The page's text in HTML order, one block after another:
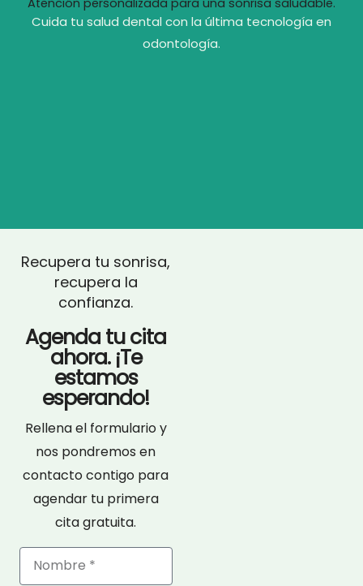
Cuida tu salud dental con la última tecnología en
odontología.
Recupera tu sonrisa,
recupera la
confianza.
Agenda tu cita
ahora. ¡Te
estamos
esperando!
Rellena el formulario y
nos pondremos en
contacto contigo para
agendar tu primera
cita gratuita.
Nombre